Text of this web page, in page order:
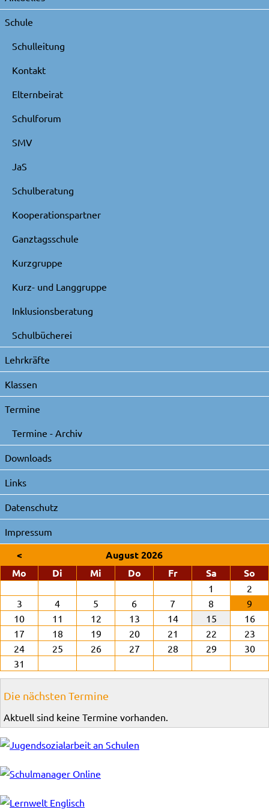
Schule
Schulleitung
Kontakt
Elternbeirat
Schulforum
SMV
JaS
Schulberatung
Kooperationspartner
Ganztagsschule
Kurzgruppe
Kurz- und Langgruppe
Inklusionsberatung
Schulbücherei
Lehrkräfte
Klassen
Termine
Termine - Archiv
Downloads
Links
Datenschutz
Impressum
<
August 2026
Mo
Di enstagMi ttwochDonnerstag
Freitag SamstagSo
1
2
3
4 5 6 7 8
9
10
11 12 13 14 15
16
17
18 19 20 21 22
23
24
25 26 27 28 29
30
31
Die nächsten Termine
Aktuell sind keine Termine vorhanden.